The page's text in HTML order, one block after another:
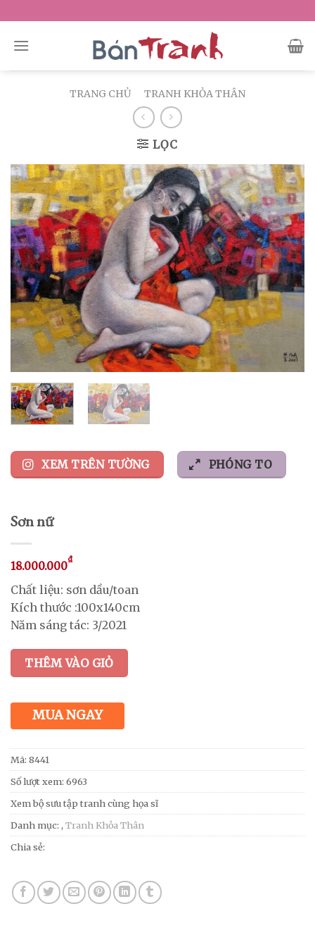
to
content
TRANG CHỦ TRANH KHỎA THÂN
LỌC
XEM TRÊN TƯỜNG PHÓNG TO
Sơn nữ
18.000.000₫
Chất liệu: sơn dầu/toan
Kích thước :100x140cm
Năm sáng tác: 3/2021
THÊM VÀO GIỎ
MUA NGAY
Mã: 8441
Số lượt xem: 6963
Xem bộ sưu tập tranh cùng họa sĩ
Danh mục: , Tranh Khỏa Thân
Chia sẻ: